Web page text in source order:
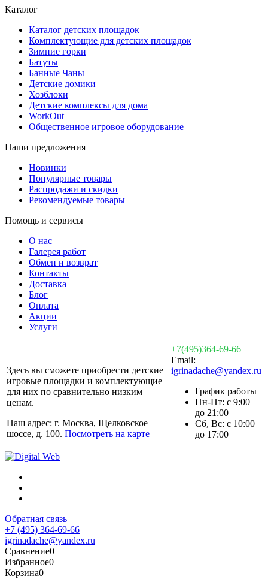
Каталог
Каталог детских площадок
Комплектующие для детских площадок
Зимние горки
Батуты
Банные Чаны
Детские домики
Хозблоки
Детские комплексы для дома
WorkOut
Общественное игровое оборудование
Наши предложения
Новинки
Популярные товары
Распродажи и скидки
Рекомендуемые товары
Помощь и сервисы
О нас
Галерея работ
Обмен и возврат
Контакты
Доставка
Блог
Оплата
Акции
Услуги
Здесь вы сможете приобрести детские
игровые площадки и комплектующие
для них по сравнительно низким
ценам.
Наш адрес: г. Москва, Щелковское
шоссе, д. 100. Посмотреть на карте
+7(495)364-69-66
Email:
igrinadache@yandex.ru
График работы
Пн-Пт: с 9:00
до 21:00
Сб, Вс: с 10:00
до 17:00
Обратная связь
+7 (495) 364-69-66
igrinadache@yandex.ru
Сравнение0
Избранное0
Корзина0